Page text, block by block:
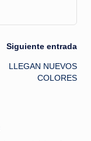
Siguiente entrada
LLEGAN NUEVOS
COLORES